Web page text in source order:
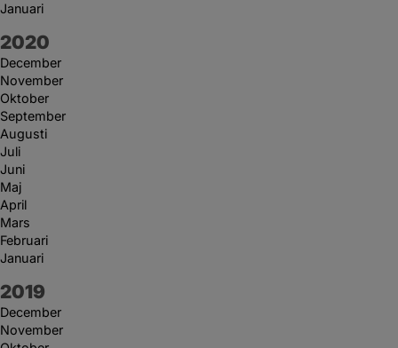
Januari
År:
2020
December
November
Oktober
September
Augusti
Juli
Juni
Maj
April
Mars
Februari
Januari
År:
2019
December
November